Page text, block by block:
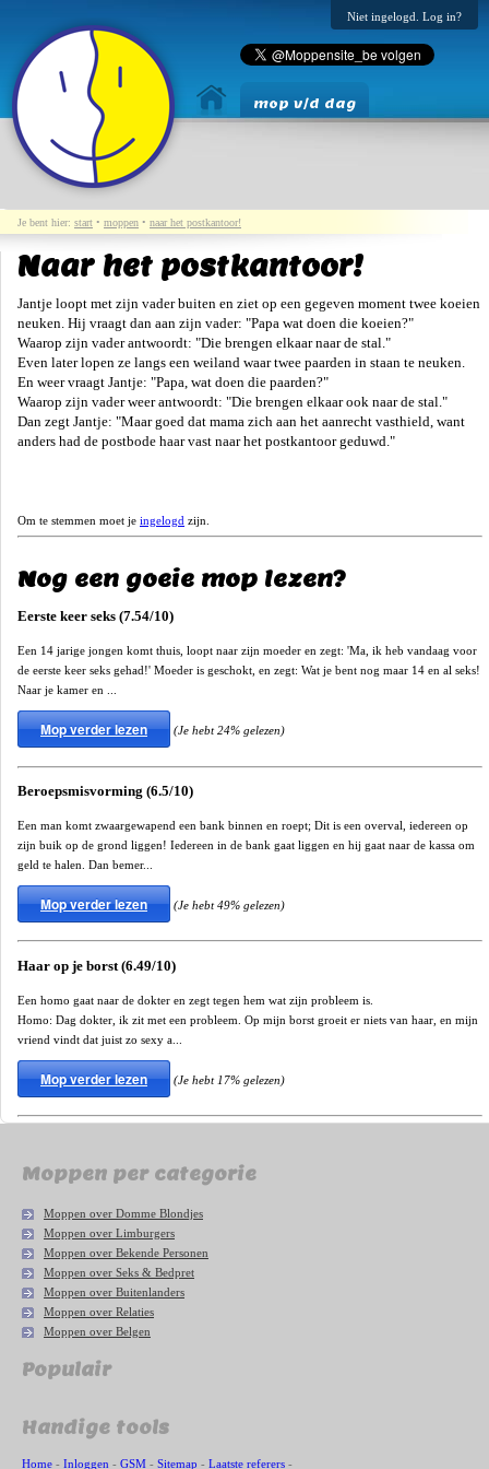
Niet ingelogd. Log in?
mop v/d dag
Je bent hier: start • moppen • naar het postkantoor!
Naar het postkantoor!
Jantje loopt met zijn vader buiten en ziet op een gegeven moment twee koeien
neuken. Hij vraagt dan aan zijn vader: "Papa wat doen die koeien?"
Waarop zijn vader antwoordt: "Die brengen elkaar naar de stal."
Even later lopen ze langs een weiland waar twee paarden in staan te neuken.
En weer vraagt Jantje: "Papa, wat doen die paarden?"
Waarop zijn vader weer antwoordt: "Die brengen elkaar ook naar de stal."
Dan zegt Jantje: "Maar goed dat mama zich aan het aanrecht vasthield, want
anders had de postbode haar vast naar het postkantoor geduwd."
Om te stemmen moet je ingelogd zijn.
Nog een goeie mop lezen?
Eerste keer seks (7.54/10)
Een 14 jarige jongen komt thuis, loopt naar zijn moeder en zegt: 'Ma, ik heb vandaag voor
de eerste keer seks gehad!' Moeder is geschokt, en zegt: Wat je bent nog maar 14 en al seks!
Naar je kamer en ...
Mop verder lezen (Je hebt 24% gelezen)
Beroepsmisvorming (6.5/10)
Een man komt zwaargewapend een bank binnen en roept; Dit is een overval, iedereen op
zijn buik op de grond liggen! Iedereen in de bank gaat liggen en hij gaat naar de kassa om
geld te halen. Dan bemer...
Mop verder lezen (Je hebt 49% gelezen)
Haar op je borst (6.49/10)
Een homo gaat naar de dokter en zegt tegen hem wat zijn probleem is.
Homo: Dag dokter, ik zit met een probleem. Op mijn borst groeit er niets van haar, en mijn
vriend vindt dat juist zo sexy a...
Mop verder lezen (Je hebt 17% gelezen)
Moppen per categorie
Moppen over Domme Blondjes
Moppen over Limburgers
Moppen over Bekende Personen
Moppen over Seks & Bedpret
Moppen over Buitenlanders
Moppen over Relaties
Moppen over Belgen
Populair
Handige tools
Home - Inloggen - GSM - Sitemap - Laatste referers -